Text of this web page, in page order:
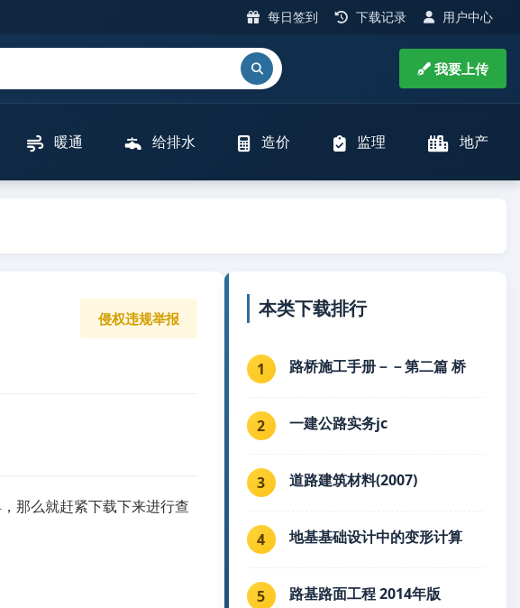
每日签到 下载记录 用户中心
我要上传
暖通 给排水 造价 监理 地产
侵权违规举报
那么就赶紧下载下来进行查
本类下载排行
1 路桥施工手册－－第二篇 桥
2 一建公路实务jc
3 道路建筑材料(2007)
4 地基基础设计中的变形计算
5 路基路面工程 2014年版